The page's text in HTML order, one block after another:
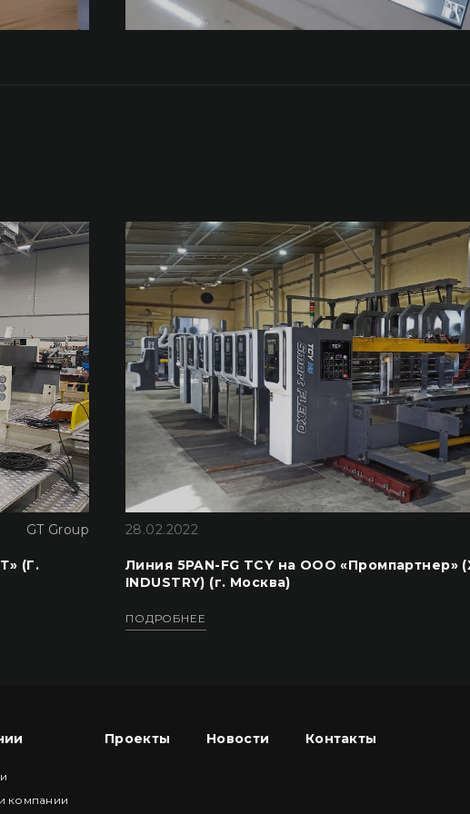
GT Group
(Г.
28.02.2022
Линия 5PAN-FG TCY на ООО «Промпартнер»
INDUSTRY) (г. Москва)
ПОДРОБНЕЕ
компании
Проекты Новости Контакты